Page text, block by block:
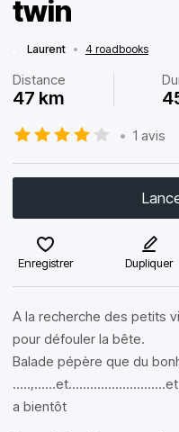
twin
Laurent • 4 roadbooks
Distance
47 km
• 1 avis
Enregistrer Dupliquer
A la recherche des petits
pour défouler la bête.
Balade pépère que du
a bientôt